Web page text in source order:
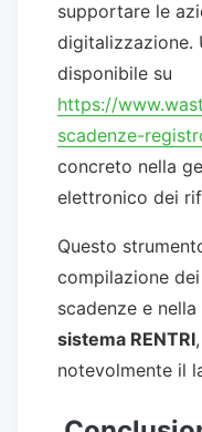
supportare le
digitalizzazione.
disponibile su
https://
scadenze-
concreto nella
elettronico dei
Questo
compilazione
scadenze e
sistema RENTRI
notevolmente il